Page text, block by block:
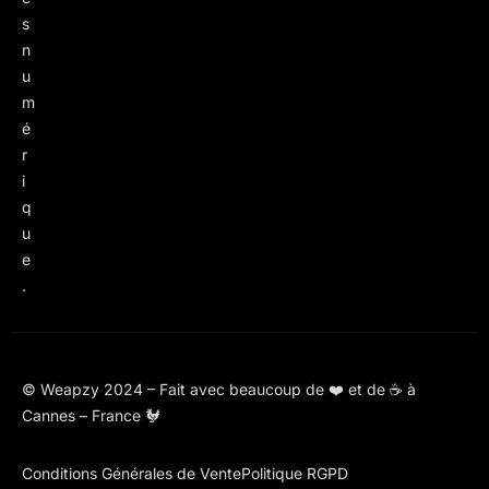
s
n
u
m
é
r
i
q
u
e
.
© Weapzy 2024 – Fait avec beaucoup de ❤️ et de ☕ à
Cannes – France 🐓
Conditions Générales de VentePolitique RGPD